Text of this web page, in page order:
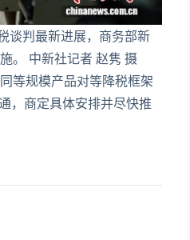
谈判最新进展，商务部新
。 中新社记者 赵隽 摄
等规模产品对等降税框架
，商定具体安排并尽快推